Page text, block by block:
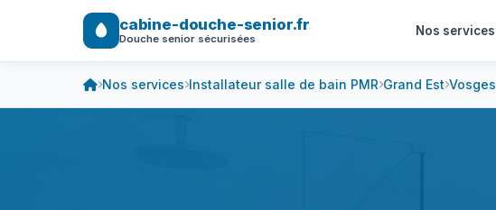
cabine-douche-senior.fr
Douche senior sécurisées
Nos services
Nos services Installateur salle de bain PMR Grand Est Vosges